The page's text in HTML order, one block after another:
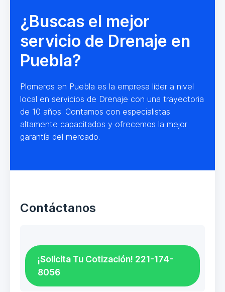
¿Buscas el mejor
servicio de Drenaje en
Puebla?
Plomeros en Puebla es la empresa líder a nivel
local en servicios de Drenaje con una trayectoria
de 10 años. Contamos con especialistas
altamente capacitados y ofrecemos la mejor
garantía del mercado.
Contáctanos
¡Solicita Tu Cotización! 221-174-
8056